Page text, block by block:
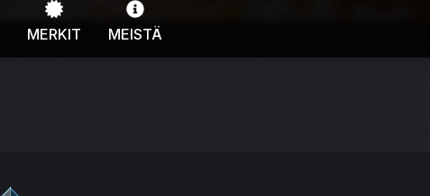
MERKIT MEISTÄ